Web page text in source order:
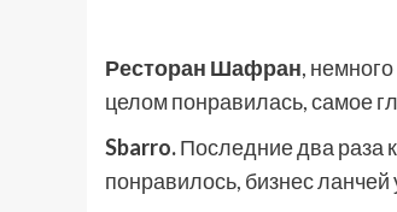
Ресторан Шафран,
целом понравилась, самое
Sbarro.Последние два раза
понравилось, бизнес ланчей